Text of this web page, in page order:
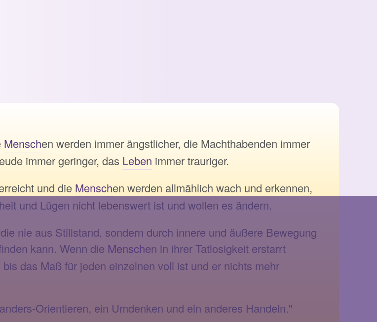
Menschen werden immer ängstlicher, die Machthabenden immer
immer geringer, das Leben immer trauriger.
und die Menschen werden allmählich wach und erkennen,
und Lügen nicht lebenswert ist und wollen es ändern.
nie aus Stillstand, sondern durch innere und äußere Bewegung
kann. Wenn die Menschen in ihrer Tatlosigkeit erstarrt
das Maß für jeden einzelnen voll ist und er nichts mehr
Orientieren, ein Umdenken und ein anderes Handeln."